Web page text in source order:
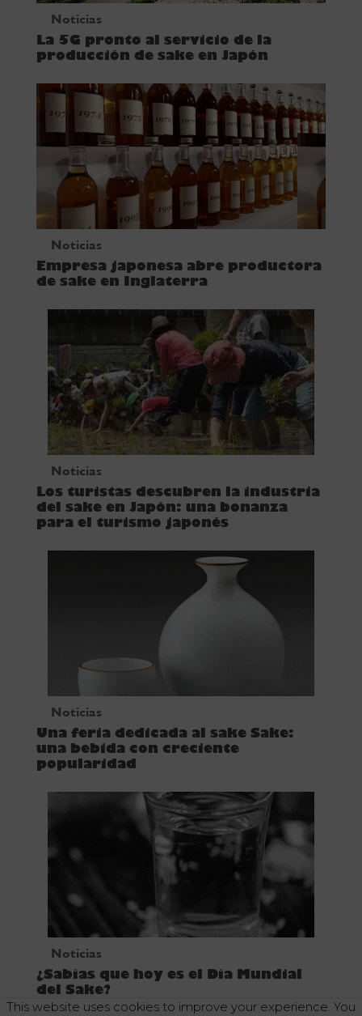
Noticias
La 5G pronto al servicio de la
producción de sake en Japón
Noticias
Empresa japonesa abre productora
de sake en Inglaterra
Noticias
Los turistas descubren la industria
del sake en Japón: una bonanza
para el turismo japonés
Noticias
Una feria dedicada al sake Sake:
una bebida con creciente
popularidad
Noticias
¿Sabías que hoy es el Día Mundial
del Sake?
Home – Sake
This website uses cookies to improve your experience. You